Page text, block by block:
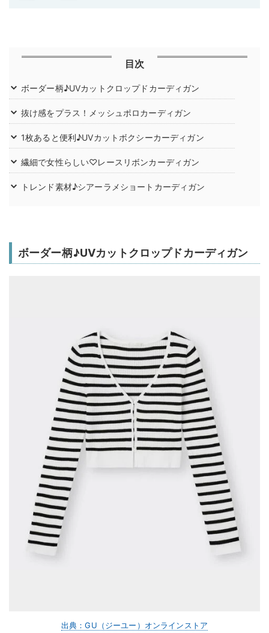
目次
ボーダー柄♪UVカットクロップドカーディガン
抜け感をプラス！メッシュポロカーディガン
1枚あると便利♪UVカットボクシーカーディガン
繊細で女性らしい♡レースリボンカーディガン
トレンド素材♪シアーラメショートカーディガン
ボーダー柄♪UVカットクロップドカーディガン
出典：GU（ジーユー）オンラインストア